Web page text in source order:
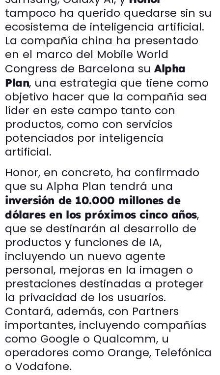
tampoco ha querido quedarse sin su
ecosistema de inteligencia artificial.
La compañía china ha presentado
en el marco del Mobile World
Congress de Barcelona su Alpha
Plan, una estrategia que tiene como
objetivo hacer que la compañía sea
líder en este campo tanto con
productos, como con servicios
potenciados por inteligencia
artificial.
Honor, en concreto, ha confirmado
que su Alpha Plan tendrá una
inversión de 10.000 millones de
dólares en los próximos cinco años,
que se destinarán al desarrollo de
productos y funciones de IA,
incluyendo un nuevo agente
personal, mejoras en la imagen o
prestaciones destinadas a proteger
la privacidad de los usuarios.
Contará, además, con Partners
importantes, incluyendo compañías
como Google o Qualcomm, u
operadores como Orange, Telefónica
o Vodafone.